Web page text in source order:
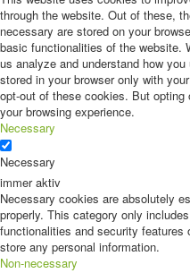
through the website. Out of these,
necessary are stored on your
basic functionalities of the website.
us analyze and understand how
stored in your browser only with
opt-out of these cookies. But
your browsing experience.
Necessary
Necessary
immer aktiv
Necessary cookies are absolutely
properly. This category only
functionalities and security
store any personal information.
Non-necessary